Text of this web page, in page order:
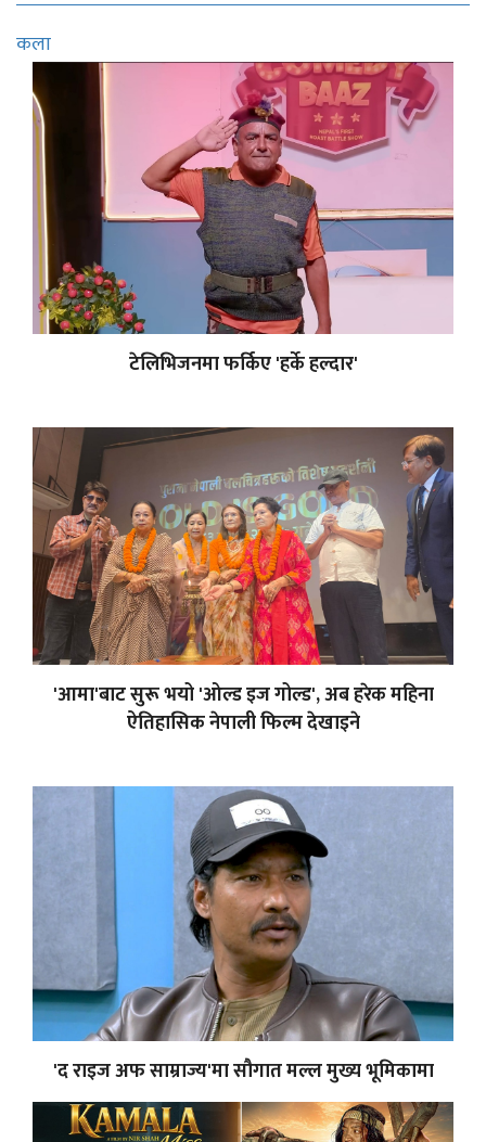
कला
टेलिभिजनमा फर्किए 'हर्के हल्दार'
'आमा'बाट सुरू भयो 'ओल्ड इज गोल्ड', अब हरेक महिना
ऐतिहासिक नेपाली फिल्म देखाइने
'द राइज अफ साम्राज्य'मा सौगात मल्ल मुख्य भूमिकामा